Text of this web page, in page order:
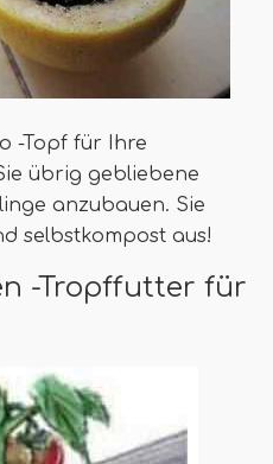
-Topf für Ihre
übrig gebliebene
anzubauen. Sie
selbstkompost aus!
-Tropffutter für